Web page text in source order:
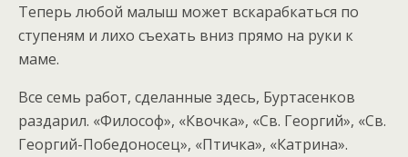
Теперь любой малыш может вскарабкаться по
ступеням и лихо съехать вниз прямо на руки к
маме.
Все семь работ, сделанные здесь, Буртасенков
раздарил. «Философ», «Квочка», «Св. Георгий», «Св.
Георгий-Победоносец», «Птичка», «Катрина».